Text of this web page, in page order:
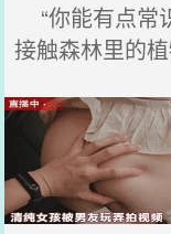
“你能有点常
接触森林里的